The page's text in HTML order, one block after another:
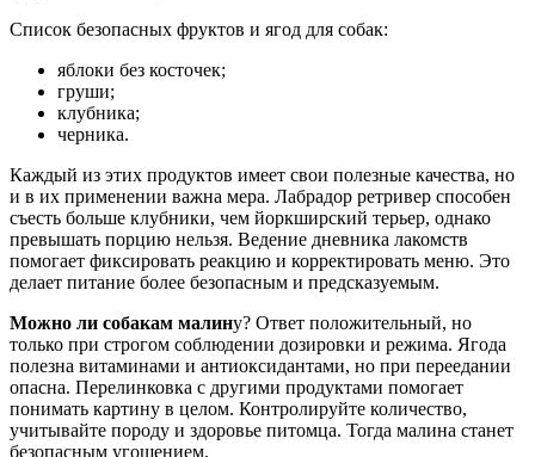
Список безопасных фруктов и ягод для собак:
яблоки без косточек;
груши;
клубника;
черника.
Каждый из этих продуктов имеет свои полезные качества, но
и в их применении важна мера. Лабрадор ретривер способен
съесть больше клубники, чем йоркширский терьер, однако
превышать порцию нельзя. Ведение дневника лакомств
помогает фиксировать реакцию и корректировать меню. Это
делает питание более безопасным и предсказуемым.
Можно ли собакам малину? Ответ положительный, но
только при строгом соблюдении дозировки и режима. Ягода
полезна витаминами и антиоксидантами, но при переедании
опасна. Перелинковка с другими продуктами помогает
понимать картину в целом. Контролируйте количество,
учитывайте породу и здоровье питомца. Тогда малина станет
безопасным угощением.